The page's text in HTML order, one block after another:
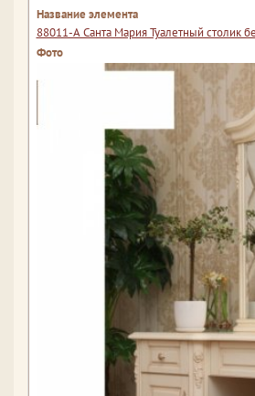
88011-А Санта Мария Туалетный столик